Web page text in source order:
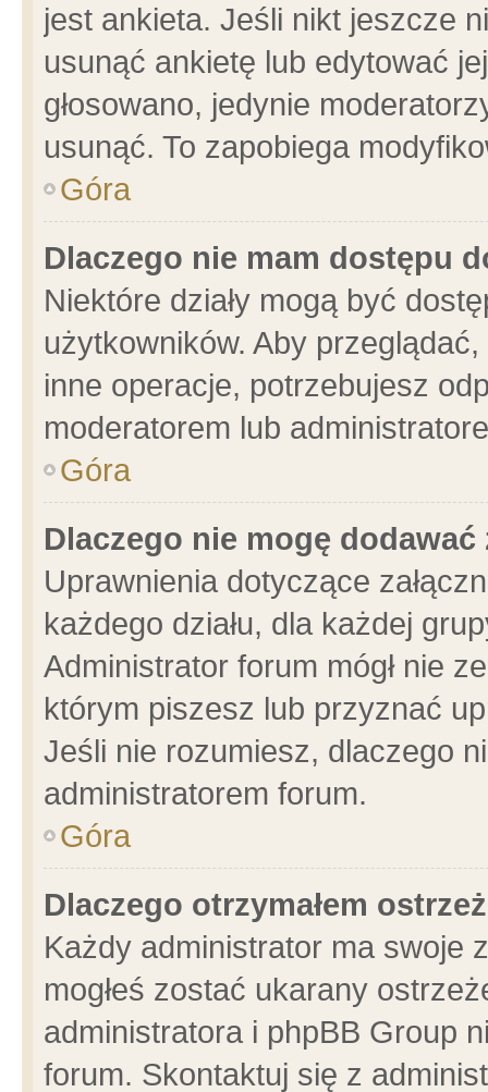
jest ankieta. Jeśli nikt jeszcze
usunąć ankietę lub edytować
głosowano, jedynie
usunąć. To zapobiega
Góra
Dlaczego nie mam dostępu
Niektóre działy mogą być
użytkowników. Aby
inne operacje, potrzebujesz
moderatorem lub
Góra
Dlaczego nie mogę dodawać
Uprawnienia dotyczące
każdego działu, dla każdej
Administrator forum mógł nie
którym piszesz lub przyznać
Jeśli nie rozumiesz, dlaczego
administratorem forum.
Góra
Dlaczego otrzymałem
Każdy administrator ma swoje
mogłeś zostać ukarany
administratora i phpBB Group
forum. Skontaktuj się z